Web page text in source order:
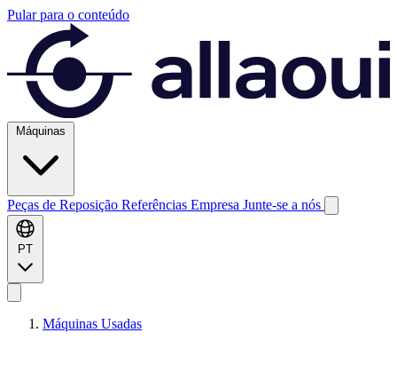
Pular para o conteúdo
Máquinas
Peças de Reposição Referências Empresa Junte-se a nós
PT
Máquinas Usadas